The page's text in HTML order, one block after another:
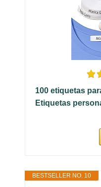
100 etiquetas
Etiquetas
BESTSELLER NO. 10